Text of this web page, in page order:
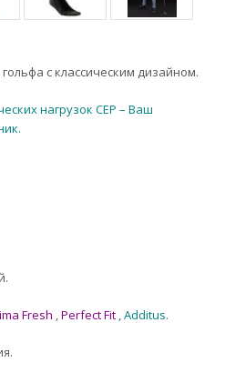
с классическим дизайном.
нагрузок CEP – Ваш
Fresh ,Perfect Fit ,Additus.